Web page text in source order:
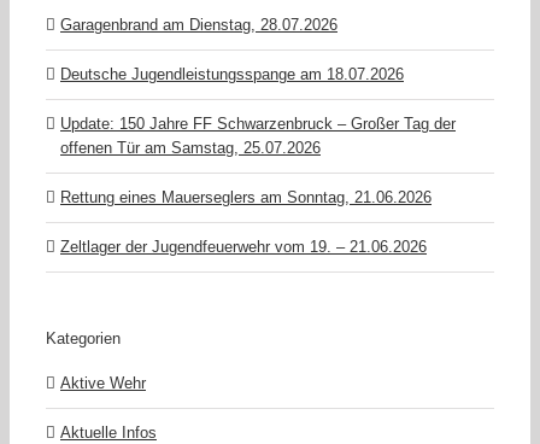
Garagenbrand am Dienstag, 28.07.2026
Deutsche Jugendleistungsspange am 18.07.2026
Update: 150 Jahre FF Schwarzenbruck – Großer Tag der
offenen Tür am Samstag, 25.07.2026
Rettung eines Mauerseglers am Sonntag, 21.06.2026
Zeltlager der Jugendfeuerwehr vom 19. – 21.06.2026
Kategorien
Aktive Wehr
Aktuelle Infos